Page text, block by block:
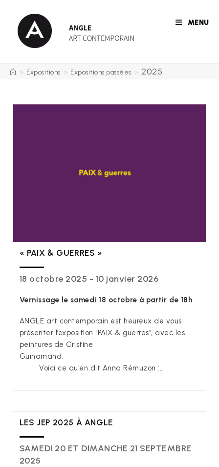
content
MENU
> Expositions > Expositions passées > 2025
« PAIX & GUERRES »
18 octobre 2025 - 10 janvier 2026
Vernissage le samedi 18 octobre à partir de 18h
ANGLE art contemporain est heureux de vous
présenter l’exposition "PAIX & guerres", avec les
peintures de Cristine
Guinamand.
Voici ce qu'en dit Anna Rémuzon :…
LES JEP 2025 À ANGLE
SAMEDI 20 ET DIMANCHE 21 SEPTEMBRE
2025